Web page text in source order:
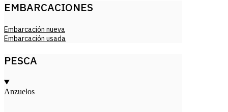
EMBARCACIONES
Embarcación nueva
Embarcación usada
PESCA
Anzuelos